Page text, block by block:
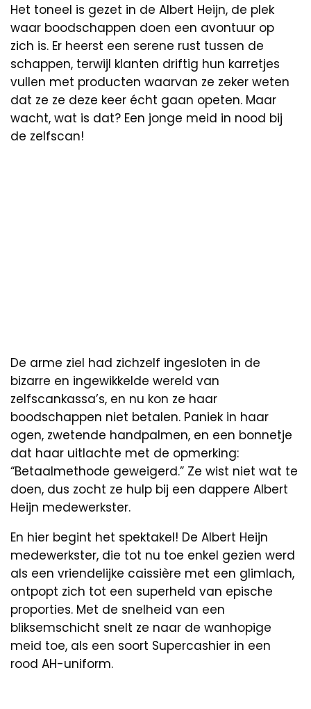
Het toneel is gezet in de Albert Heijn, de plek
waar boodschappen doen een avontuur op
zich is. Er heerst een serene rust tussen de
schappen, terwijl klanten driftig hun karretjes
vullen met producten waarvan ze zeker weten
dat ze ze deze keer écht gaan opeten. Maar
wacht, wat is dat? Een jonge meid in nood bij
de zelfscan!
De arme ziel had zichzelf ingesloten in de
bizarre en ingewikkelde wereld van
zelfscankassa’s, en nu kon ze haar
boodschappen niet betalen. Paniek in haar
ogen, zwetende handpalmen, en een bonnetje
dat haar uitlachte met de opmerking:
“Betaalmethode geweigerd.” Ze wist niet wat te
doen, dus zocht ze hulp bij een dappere Albert
Heijn medewerkster.
En hier begint het spektakel! De Albert Heijn
medewerkster, die tot nu toe enkel gezien werd
als een vriendelijke caissière met een glimlach,
ontpopt zich tot een superheld van epische
proporties. Met de snelheid van een
bliksemschicht snelt ze naar de wanhopige
meid toe, als een soort Supercashier in een
rood AH-uniform.